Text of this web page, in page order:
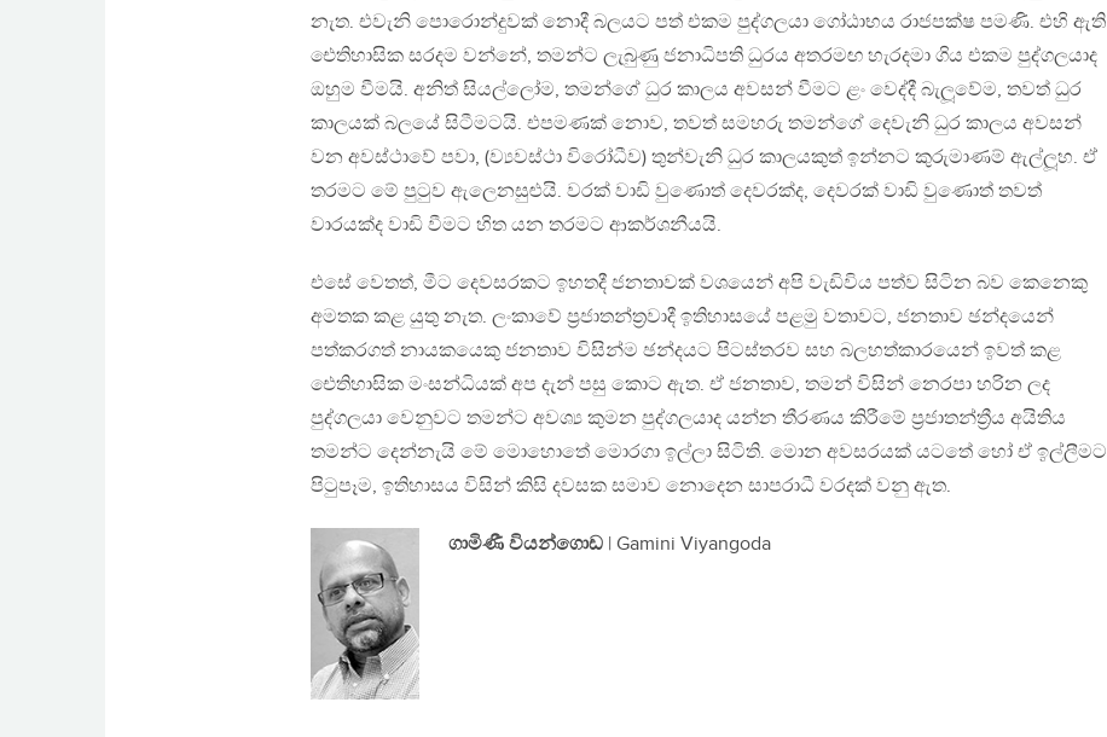
නැත. එවැනි පොරොන්දුවක් නොදී බලයට පත් එකම පුද්ගලයා ගෝඨාභය රාජපක්ෂ පමණි. එහි ඇති
ඓතිහාසික සරදම වන්නේ, තමන්ට ලැබුණු ජනාධිපති ධුරය අතරමඟ හැරදමා ගිය එකම පුද්ගලයාද
ඔහුම වීමයි. අනිත් සියල්ලෝම, තමන්ගේ ධුර කාලය අවසන් වීමට ළං වෙද්දී බැලූවේම, තවත් ධුර
කාලයක් බලයේ සිටීමටයි. එපමණක් නොව, තවත් සමහරු තමන්ගේ දෙවැනි ධුර කාලය අවසන්
වන අවස්ථාවේ පවා, (ව්‍යවස්ථා විරෝධීව) තුන්වැනි ධුර කාලයකුත් ඉන්නට කුරුමාණම් ඇල්ලූහ. ඒ
තරමට මේ පුටුව ඇලෙනසුළුයි. වරක් වාඩි වුණොත් දෙවරක්ද, දෙවරක් වාඩි වුණොත් තවත්
වාරයක්ද වාඩි වීමට හිත යන තරමට ආකර්ශනීයයි.
එසේ වෙතත්, මීට දෙවසරකට ඉහතදී ජනතාවක් වශයෙන් අපි වැඩිවිය පත්ව සිටින බව කෙනෙකු
අමතක කළ යුතු නැත. ලංකාවේ ප්‍රජාතන්ත්‍රවාදී ඉතිහාසයේ පළමු වතාවට, ජනතාව ඡන්දයෙන්
පත්කරගත් නායකයෙකු ජනතාව විසින්ම ඡන්දයට පිටස්තරව සහ බලහත්කාරයෙන් ඉවත් කළ
ඓතිහාසික මංසන්ධියක් අප දැන් පසු කොට ඇත. ඒ ජනතාව, තමන් විසින් නෙරපා හරින ලද
පුද්ගලයා වෙනුවට තමන්ට අවශ්‍ය කුමන පුද්ගලයාද යන්න තීරණය කිරීමේ ප්‍රජාතන්ත්‍රීය අයිතිය
තමන්ට දෙන්නැයි මේ මොහොතේ මොරගා ඉල්ලා සිටිති. මොන අවසරයක් යටතේ හෝ ඒ ඉල්ලීමට
පිටුපෑම, ඉතිහාසය විසින් කිසි දවසක සමාව නොදෙන සාපරාධී වරදක් වනු ඇත.
ගාමිණී වියන්ගොඩ | Gamini Viyangoda